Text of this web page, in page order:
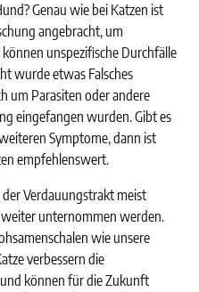
Genau wie bei Katzen ist
angebracht, um
unspezifische Durchfälle
wurde etwas Falsches
um Parasiten oder andere
eingefangen wurden. Gibt es
Symptome, dann ist
empfehlenswert.
Verdauungstrakt meist
unternommen werden.
wie unsere
verbessern die
können für die Zukunft